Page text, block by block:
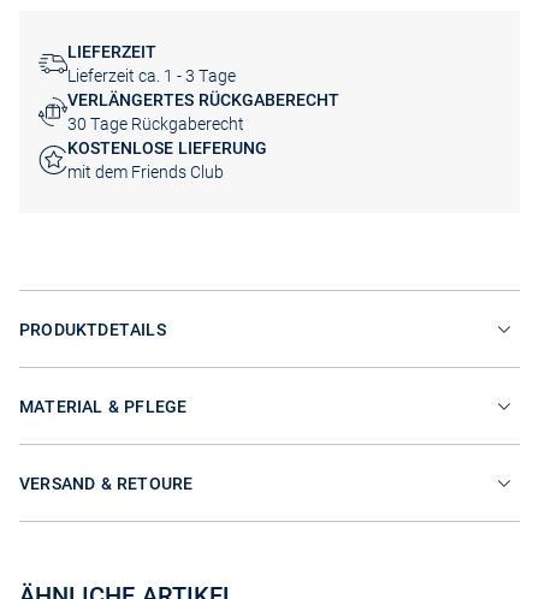
LIEFERZEIT
Lieferzeit ca. 1 - 3 Tage
VERLÄNGERTES RÜCKGABERECHT
30 Tage Rückgaberecht
KOSTENLOSE LIEFERUNG
mit dem Friends Club
PRODUKTDETAILS
MATERIAL & PFLEGE
VERSAND & RETOURE